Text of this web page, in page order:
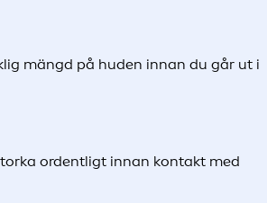
mängd på huden innan du går ut i
ordentligt innan kontakt med